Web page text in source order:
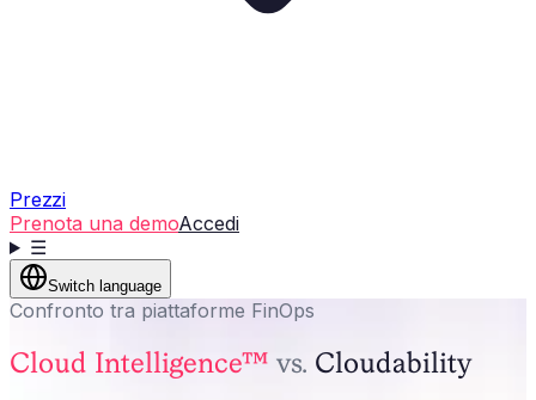
Prezzi
Prenota una demoAccedi
☰
Switch language
Confronto tra piattaforme FinOps
Cloud Intelligence™ vs. Cloudability